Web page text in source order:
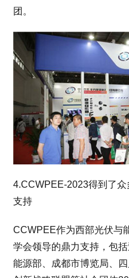
团。
4.CCWPEE-2023得到了
支持
CCWPEE作为西部光伏与
学会领导的鼎力支持，包
能源部、成都市博览局、